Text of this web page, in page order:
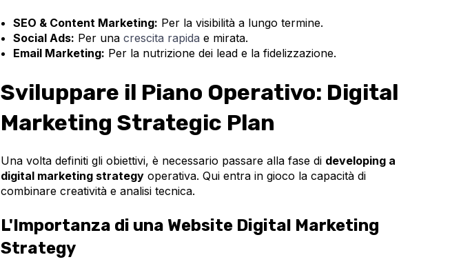
SEO & Content Marketing: Per la visibilità a lungo termine.
Social Ads: Per una crescita rapida e mirata.
Email Marketing: Per la nutrizione dei lead e la fidelizzazione.
Sviluppare il Piano Operativo: Digital
Marketing Strategic Plan
Una volta definiti gli obiettivi, è necessario passare alla fase di developing a
digital marketing strategy operativa. Qui entra in gioco la capacità di
combinare creatività e analisi tecnica.
L'Importanza di una Website Digital Marketing
Strategy